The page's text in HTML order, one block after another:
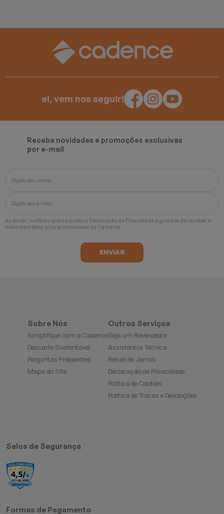
ei, vem nos seguir!
Receba novidades e promoções exclusivas
por e-mail
Ao enviar, confirmo que li e aceito a Declaração de Privacidade e gostaria de receber e-
mails marketing e/ou promocionais da Cadence
Sobre Nós
Simplifique com a Cadence
Descarte Sustentável
Perguntas Frequentes
Mapa do Site
Outros Serviços
Seja um Revendedor
Assistencia Técnica
Recall de Jarras
Declaração de Privacidade
Política de Cookies
Política de Trocas e Devoluções
Selos de Segurança
Formas de Pagamento